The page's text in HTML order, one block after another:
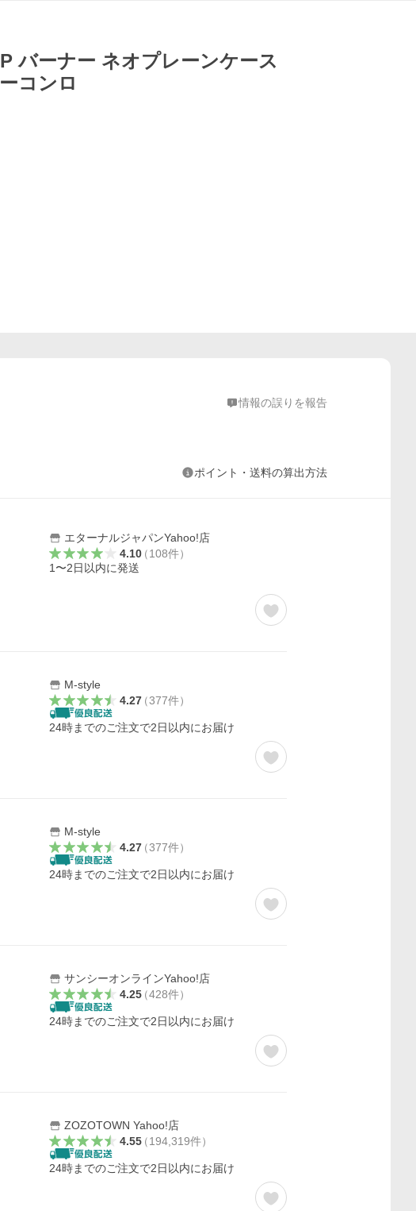
バーナー ネオプレーンケース
コンロ
情報の誤りを報告
ポイント・送料の算出方法
エターナルジャパンYahoo!店
4.10（108件）
1〜2日以内に発送
M-style
4.27（377件）
24時までのご注文で2日以内にお届け
M-style
4.27（377件）
24時までのご注文で2日以内にお届け
サンシーオンラインYahoo!店
4.25（428件）
24時までのご注文で2日以内にお届け
ZOZOTOWN Yahoo!店
4.55（194,319件）
24時までのご注文で2日以内にお届け